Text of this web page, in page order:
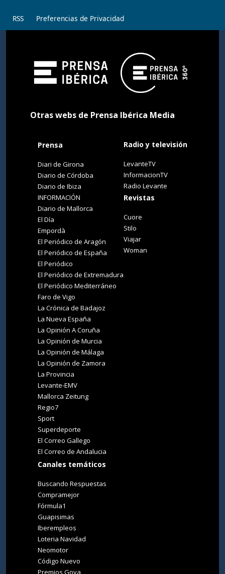
RSS Preferencias de Privacidad
Otras webs de Prensa Ibérica Media
Prensa
Diari de Girona
Diario de Córdoba
Diario de Ibiza
INFORMACIÓN
Diario de Mallorca
El Día
Empordà
El Periódico de Aragón
El Periódico de España
El Periódico
El Periódico de Extremadura
El Periódico Mediterráneo
Faro de Vigo
La Crónica de Badajoz
La Nueva España
La Opinión A Coruña
La Opinión de Murcia
La Opinión de Málaga
La Opinión de Zamora
La Provincia
Levante-EMV
Mallorca Zeitung
Regio7
Sport
Superdeporte
El Correo Gallego
El Correo de Andalucia
Canales temáticos
Buscando Respuestas
Compramejor
Fórmula1
Guapisimas
Iberempleos
Loteria Navidad
Neomotor
Código Nuevo
Premios Goya
Radio y televisión
LevanteTV
InformacionTV
Radio Levante
Revistas
Cuore
Stilo
Viajar
Woman